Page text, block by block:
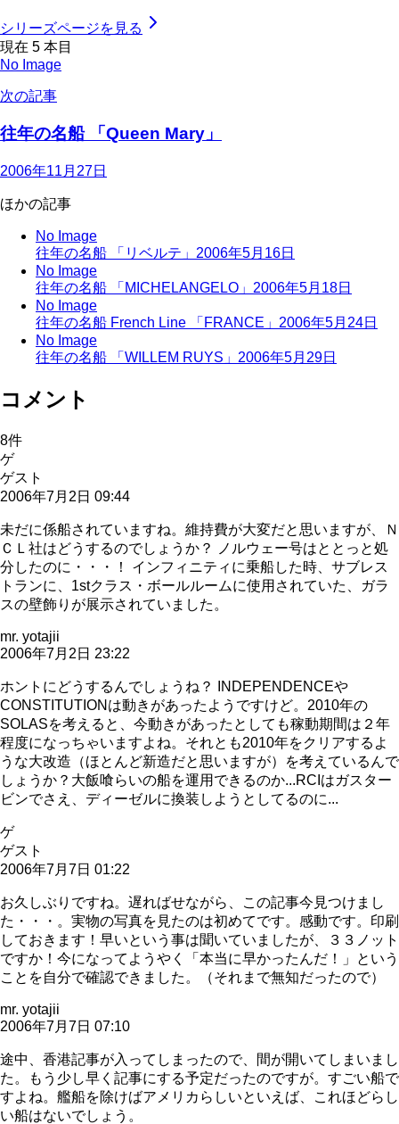
シリーズページを見る
現在 5 本目
No Image
次の記事
往年の名船 「Queen Mary」
2006年11月27日
ほかの記事
No Image
往年の名船 「リベルテ」 2006年5月16日
No Image
往年の名船 「MICHELANGELO」 2006年5月18日
No Image
往年の名船 French Line 「FRANCE」 2006年5月24日
No Image
往年の名船 「WILLEM RUYS」 2006年5月29日
コメント
8件
ゲ
ゲスト
2006年7月2日 09:44
未だに係船されていますね。維持費が大変だと思いますが、Ｎ
ＣＬ社はどうするのでしょうか？ ノルウェー号はととっと処
分したのに・・・！ インフィニティに乗船した時、サブレス
トランに、1stクラス・ボールルームに使用されていた、ガラ
スの壁飾りが展示されていました。
mr. yotajii
2006年7月2日 23:22
ホントにどうするんでしょうね？ INDEPENDENCEや
CONSTITUTIONは動きがあったようですけど。2010年の
SOLASを考えると、今動きがあったとしても稼動期間は２年
程度になっちゃいますよね。それとも2010年をクリアするよ
うな大改造（ほとんど新造だと思いますが）を考えているんで
しょうか？大飯喰らいの船を運用できるのか...RCIはガスター
ビンでさえ、ディーゼルに換装しようとしてるのに...
ゲ
ゲスト
2006年7月7日 01:22
お久しぶりですね。遅ればせながら、この記事今見つけまし
た・・・。実物の写真を見たのは初めてです。感動です。印刷
しておきます！早いという事は聞いていましたが、３３ノット
ですか！今になってようやく「本当に早かったんだ！」という
ことを自分で確認できました。（それまで無知だったので）
mr. yotajii
2006年7月7日 07:10
途中、香港記事が入ってしまったので、間が開いてしまいまし
た。もう少し早く記事にする予定だったのですが。すごい船で
すよね。艦船を除けばアメリカらしいといえば、これほどらし
い船はないでしょう。